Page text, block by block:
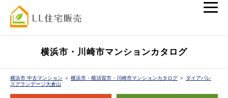
横浜市・川崎市マンションカタログ
横浜市 中古マンション ＞ 横浜市・横須賀市・川崎市マンションカタログ ＞ ダイアパレ
スグランデージ大倉山